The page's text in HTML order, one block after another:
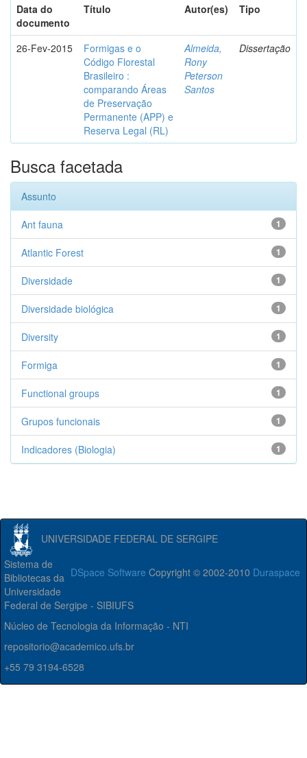
Data do
documento
Título Autor(es) Tipo
26-Fev-2015
Formigas e o
Código Florestal
Brasileiro :
comparando Áreas
de Preservação
Permanente (APP) e
Reserva Legal (RL)
Almeida,
Rony
Peterson
Santos
Dissertação
Busca facetada
Assunto
1
Ant fauna
1
Atlantic Forest
1
Diversidade
1
Diversidade biológica
1
Diversity
1
Formiga
1
Functional groups
1
Grupos funcionais
1
Indicadores (Biologia)
UNIVERSIDADE FEDERAL DE SERGIPE
DSpace Software Copyright © 2002-2010 Duraspace
Sistema de
Bibliotecas da
Universidade
Federal de Sergipe - SIBIUFS
Núcleo de Tecnologia da Informação - NTI
repositorio@academico.ufs.br
+55 79 3194-6528